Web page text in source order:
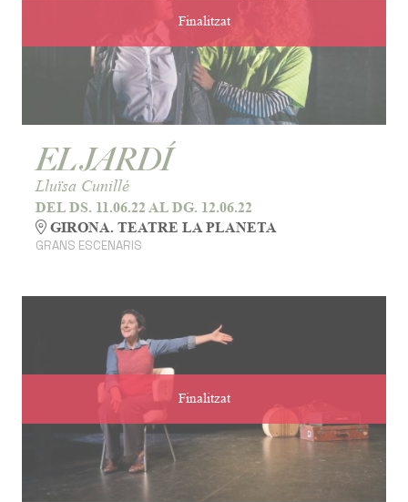
Finalitzat
EL JARDÍ
Lluïsa Cunillé
DEL DS. 11.06.22 AL DG. 12.06.22
GIRONA. TEATRE LA PLANETA
GRANS ESCENARIS
Finalitzat